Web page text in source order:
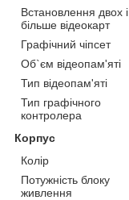
Встановлення двох і
більше відеокарт
Графічний чіпсет
Об`єм відеопам'яті
Тип відеопам'яті
Тип графічного
контролера
Корпус
Колір
Потужність блоку
живлення